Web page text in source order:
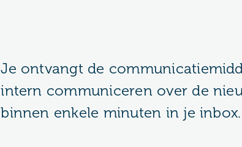
Je ontvangt de
intern communiceren over de
binnen enkele minuten in je inbox.